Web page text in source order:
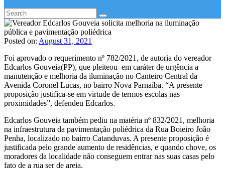
Posted on: August 31, 2021
Foi aprovado o requerimento nº 782/2021, de autoria do vereador
Edcarlos Gouveia(PP), que pleiteou em caráter de urgência a
manutenção e melhoria da iluminação no Canteiro Central da
Avenida Coronel Lucas, no bairro Nova Parnaíba. “A presente
proposição justifica-se em virtude de termos escolas nas
proximidades”, defendeu Edcarlos.
Edcarlos Gouveia também pediu na matéria nº 832/2021, melhoria
na infraestrutura da pavimentação poliédrica da Rua Boieiro João
Penha, localizado no bairro Catanduvas. A presente proposição é
justificada pelo grande aumento de residências, e quando chove, os
moradores da localidade não conseguem entrar nas suas casas pelo
fato de a rua ser de areia.